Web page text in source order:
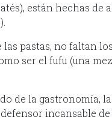
están hechas de
las pastas, no faltan
ser el fufu (una
de la gastronomía,
incansable